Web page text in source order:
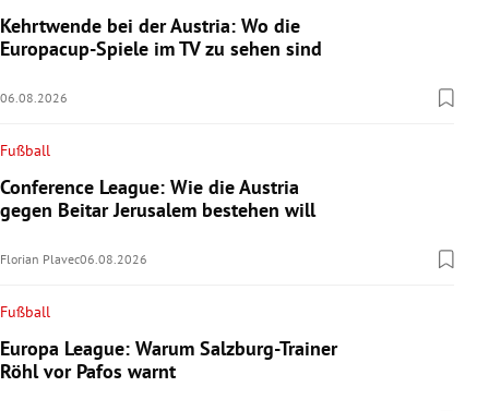
Kehrtwende bei der Austria: Wo die
Europacup-Spiele im TV zu sehen sind
06.08.2026
Fußball
Conference League: Wie die Austria
gegen Beitar Jerusalem bestehen will
Florian Plavec06.08.2026
Fußball
Europa League: Warum Salzburg-Trainer
Röhl vor Pafos warnt